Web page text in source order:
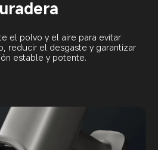
el polvo y el aire para evitar
reducir el desgaste y garantizar
estable y potente.